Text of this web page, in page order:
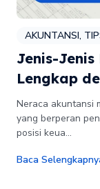
AKUNTANSI,
Jenis-
Lengkap
Neraca akuntansi
yang berperan
posisi keua...
Baca